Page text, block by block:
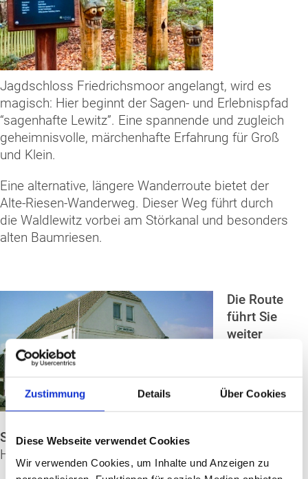
Zustimmung Details Über Cookies
Diese Webseite verwendet Cookies
Wir verwenden Cookies, um Inhalte und Anzeigen zu
Jagdschloss Friedrichsmoor angelangt, wird es
magisch: Hier beginnt der Sagen- und Erlebnispfad
“sagenhafte Lewitz”. Eine spannende und zugleich
geheimnisvolle, märchenhafte Erfahrung für Groß
und Klein.
Eine alternative, längere Wanderroute bietet der
Alte-Riesen-Wanderweg. Dieser Weg führt durch
die Waldlewitz vorbei am Störkanal und besonders
alten Baumriesen.
Die Route
führt Sie
weiter
Garwitz
Hier
Sie demFreibad einen Besuch abstatten, im
Hotel “Zur Schleuse”